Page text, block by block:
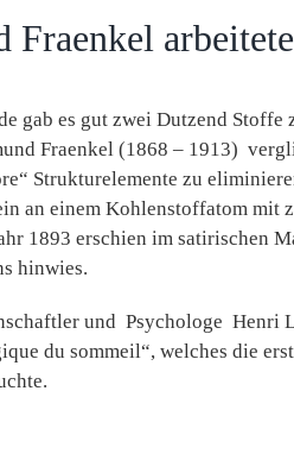
Fraenkel
gab es gut zwei Dutzend
Fraenkel (1868 – 1913)
Strukturelemente zu
an einem Kohlenstoffatom
1893 erschien im satirischen
hinwies.
und Psychologe Henri
du sommeil“, welches die